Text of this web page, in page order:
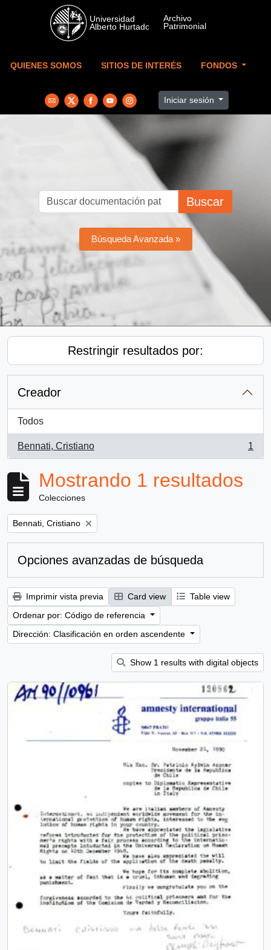
Skip to main content
QUIENES SOMOS SITIOS DE INTERÉS FONDOS
Iniciar sesión
Buscar
Búsqueda Avanzada »
Restringir resultados por:
Creador
Todos
Bennati, Cristiano
, 1 resultados
1
Mostrando 1 resultados
Colecciones
Remove filter:
Bennati, Cristiano
Opciones avanzadas de búsqueda
Imprimir vista previa Card view
Table view
Ordenar por: Código de referencia
Dirección: Clasificación en orden ascendente
Show 1 results with digital objects